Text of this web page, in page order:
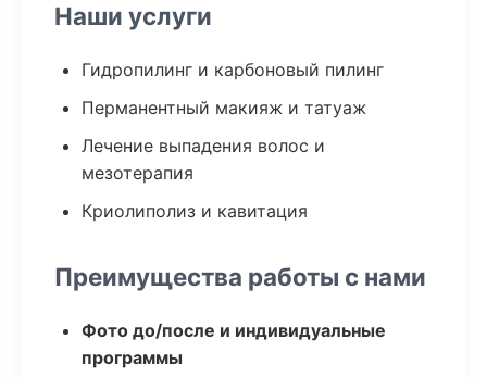
Наши услуги
Гидропилинг и карбоновый пилинг
Перманентный макияж и татуаж
Лечение выпадения волос и
мезотерапия
Криолиполиз и кавитация
Преимущества работы с нами
Фото до/после и индивидуальные
программы